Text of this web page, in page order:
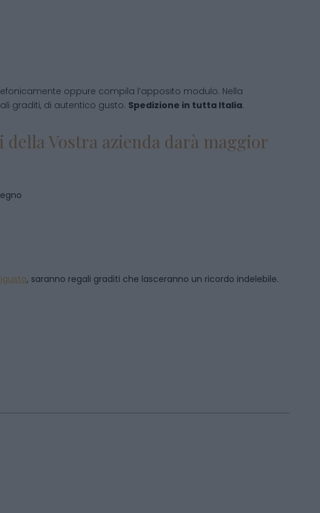
oppure compila l’apposito modulo. Nella
graditi, di autentico gusto. Spedizione in tutta Italia.
Vostra azienda darà maggior
, saranno regali graditi che lasceranno un ricordo indelebile.